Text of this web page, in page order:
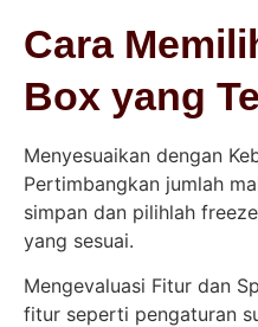
Cara
Box yang
Menyesuaikan dengan
Pertimbangkan jumlah
simpan dan pilihlah
yang sesuai.
Mengevaluasi Fitur dan
fitur seperti pengaturan